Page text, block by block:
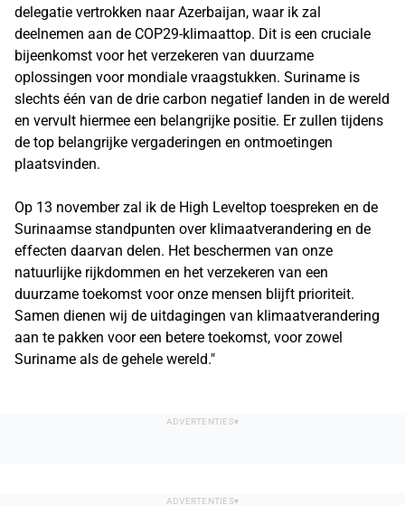
delegatie vertrokken naar Azerbaijan, waar ik zal
deelnemen aan de COP29-klimaattop. Dit is een cruciale
bijeenkomst voor het verzekeren van duurzame
oplossingen voor mondiale vraagstukken. Suriname is
slechts één van de drie carbon negatief landen in de wereld
en vervult hiermee een belangrijke positie. Er zullen tijdens
de top belangrijke vergaderingen en ontmoetingen
plaatsvinden.
Op 13 november zal ik de High Leveltop toespreken en de
Surinaamse standpunten over klimaatverandering en de
effecten daarvan delen. Het beschermen van onze
natuurlijke rijkdommen en het verzekeren van een
duurzame toekomst voor onze mensen blijft prioriteit.
Samen dienen wij de uitdagingen van klimaatverandering
aan te pakken voor een betere toekomst, voor zowel
Suriname als de gehele wereld."